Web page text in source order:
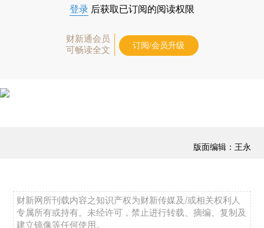
登录 后获取已订阅的阅读权限
财新通会员
可畅读全文
订阅/会员升级
版面编辑：王永
财新网所刊载内容之知识产权为财新传媒及/或相关权利人
专属所有或持有。未经许可，禁止进行转载、摘编、复制及
建立镜像等任何使用。